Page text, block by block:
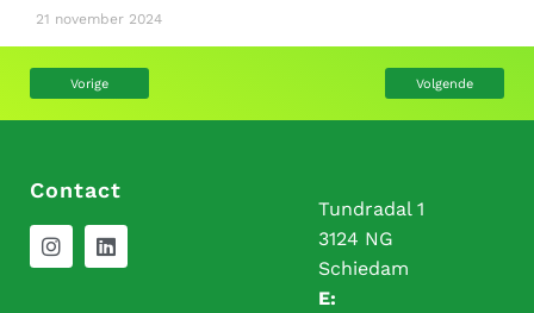
21 november 2024
Vorige Volgende
Contact
Tundradal 1
3124 NG
Schiedam
E: